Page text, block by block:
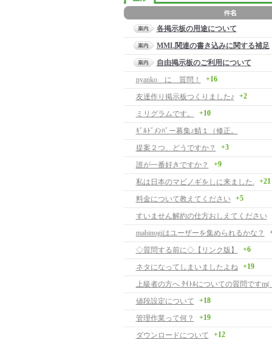
各掲示板の用途について
MML関連の書き込みに関する補足
自由掲示板のご利用について
nyanko に 質問！
+16
友達作り掲示板つくりました♪ +2
ミリグラムです。 +10
ｷﾞﾙﾄﾞﾒﾝﾊﾞー募集♪鯖１（修正。
提案２つ、どうですか？
+3
誰が一番好きですか？ +9
私は日本のマビノギをしに来ました. +21
料金について教えてください +5
すいません解約の仕方おしえてください
mabinogiはユーザーを集められるかな？
◇質問する前に◇【リンク版】 +6
ネタになってしまいましたよね +19
上級者の方へ ﾀｲﾄﾙについての質問ですm(
値段設定について
+18
管理作業って何？ +19
ダウンロードについて +12